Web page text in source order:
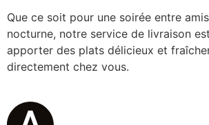
Que ce soit pour une soirée entre
nocturne, notre service de livraison
apporter des plats délicieux et
directement chez vous.